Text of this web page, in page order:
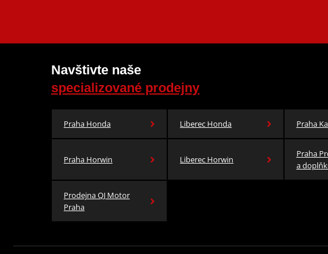
Navštivte naše
specializované prodejny
Praha Honda Liberec Honda Praha
Praha Horwin Liberec Horwin
Praha
a
Prodejna QJ Motor
Praha